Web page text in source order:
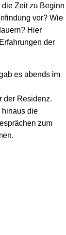
die Zeit zu Beginn
vor? Wie
Hier
der
es abends im
der Residenz.
hinaus die
zum